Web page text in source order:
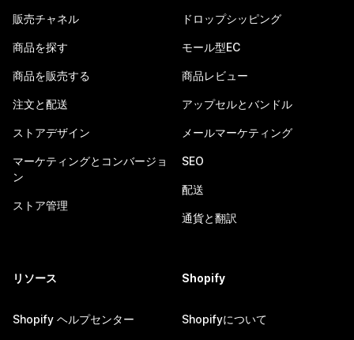
販売チャネル
商品を探す
商品を販売する
注文と配送
ストアデザイン
マーケティングとコンバージョ
ン
ストア管理
ドロップシッピング
モール型EC
商品レビュー
アップセルとバンドル
メールマーケティング
SEO
配送
通貨と翻訳
リソース
Shopify ヘルプセンター
Shopify
Shopifyについて